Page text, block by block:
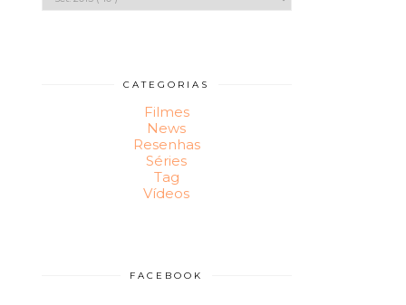
CATEGORIAS
Filmes
News
Resenhas
Séries
Tag
Vídeos
FACEBOOK